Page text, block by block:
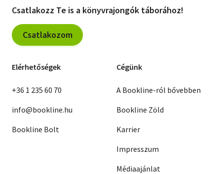
Csatlakozz Te is a könyvrajongók táborához!
Csatlakozom
Elérhetőségek
+36 1 235 60 70
info@bookline.hu
Bookline Bolt
Cégünk
A Bookline-ról bővebben
Bookline Zöld
Karrier
Impresszum
Médiaajánlat